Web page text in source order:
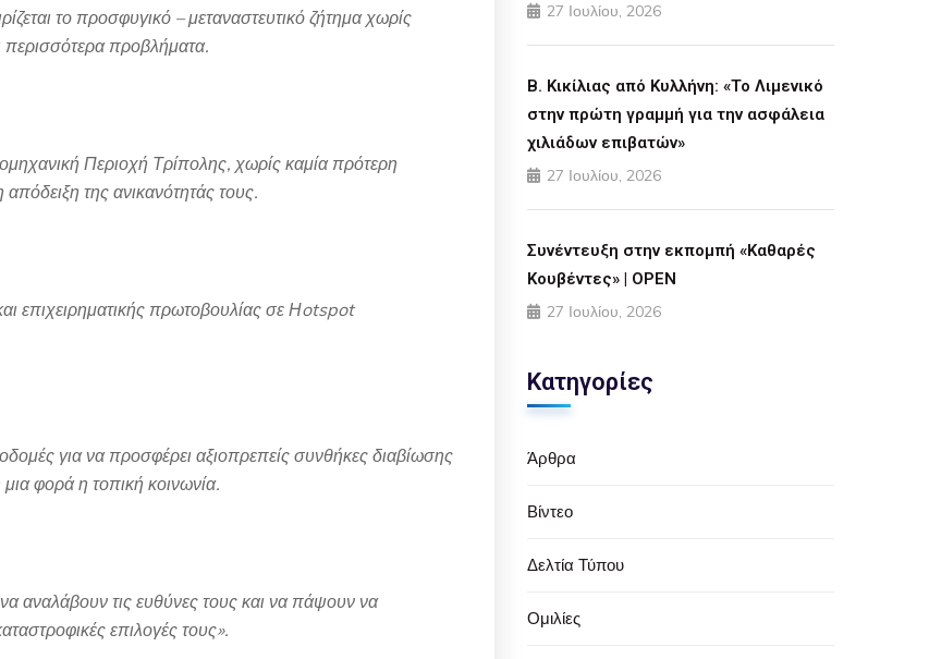
το προσφυγικό – μεταναστευτικό ζήτημα χωρίς
περισσότερα προβλήματα.
Περιοχή Τρίπολης, χωρίς καμία πρότερη
της ανικανότητάς τους.
επιχειρηματικής πρωτοβουλίας σε Ηotspot
για να προσφέρει αξιοπρεπείς συνθήκες διαβίωσης
φορά η τοπική κοινωνία.
αναλάβουν τις ευθύνες τους και να πάψουν να
επιλογές τους».
27 Ιουλίου, 2026
Β. Κικίλιας από Κυλλήνη: «Το Λιμενικό
στην πρώτη γραμμή για την ασφάλεια
χιλιάδων επιβατών»
27 Ιουλίου, 2026
Συνέντευξη στην εκπομπή «Καθαρές
Κουβέντες» | OPEN
27 Ιουλίου, 2026
Κατηγορίες
Άρθρα
Βίντεο
Δελτία Τύπου
Ομιλίες